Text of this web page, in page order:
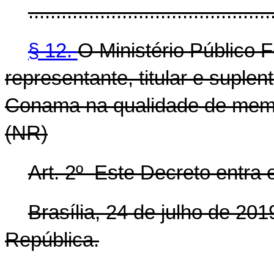
§ 12.O Ministério Público
representante, titular e
Conama na qualidade de
(NR)
Art. 2º Este Decreto entra
Brasília, 24 de julho de
República.